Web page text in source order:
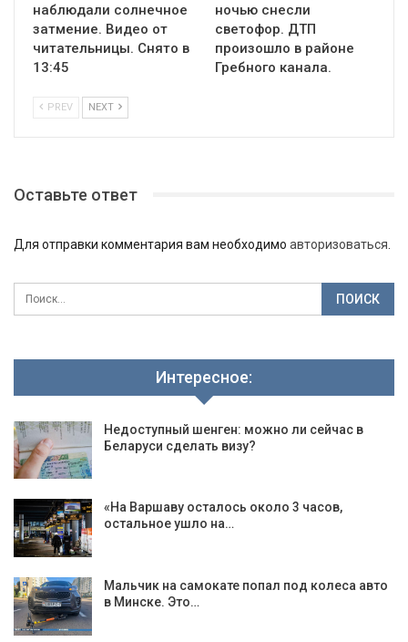
наблюдали солнечное
затмение. Видео от
читательницы. Снято в
13:45
ночью снесли
светофор. ДТП
произошло в районе
Гребного канала.
PREV NEXT
Оставьте ответ
Для отправки комментария вам необходимо авторизоваться
Интересное:
Недоступный шенген: можно ли сейчас в
Беларуси сделать визу?
«На Варшаву осталось около 3 часов,
остальное ушло на…
Мальчик на самокате попал под колеса авто
в Минске. Это…